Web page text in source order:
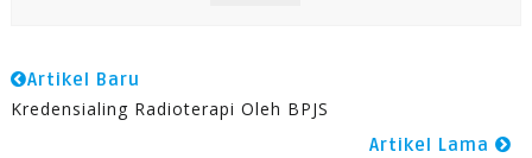
Artikel Baru
Kredensialing Radioterapi Oleh BPJS
Artikel Lama